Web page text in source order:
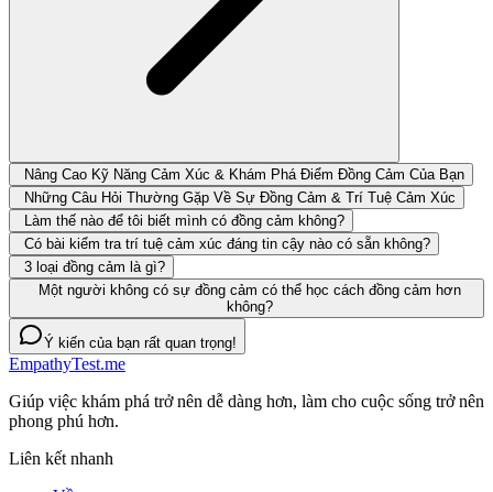
Nâng Cao Kỹ Năng Cảm Xúc & Khám Phá Điểm Đồng Cảm Của Bạn
Những Câu Hỏi Thường Gặp Về Sự Đồng Cảm & Trí Tuệ Cảm Xúc
Làm thế nào để tôi biết mình có đồng cảm không?
Có bài kiểm tra trí tuệ cảm xúc đáng tin cậy nào có sẵn không?
3 loại đồng cảm là gì?
Một người không có sự đồng cảm có thể học cách đồng cảm hơn
không?
Ý kiến của bạn rất quan trọng!
EmpathyTest.me
Giúp việc khám phá trở nên dễ dàng hơn, làm cho cuộc sống trở nên
phong phú hơn.
Liên kết nhanh